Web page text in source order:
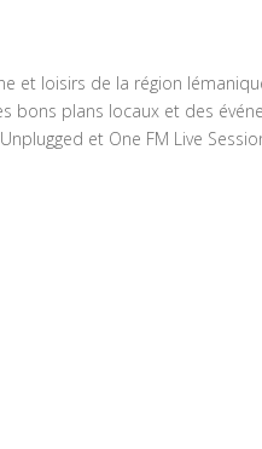
et loisirs de la région
bons plans locaux et des
et One FM Live